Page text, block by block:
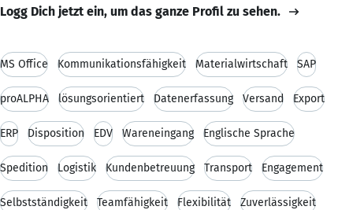
Logg Dich jetzt ein, um das ganze Profil zu sehen.
MS Office Kommunikationsfähigkeit Materialwirtschaft SAP
proALPHA lösungsorientiert Datenerfassung Versand Export
ERP Disposition EDV Wareneingang Englische Sprache
Spedition Logistik Kundenbetreuung Transport Engagement
Selbstständigkeit Teamfähigkeit Flexibilität Zuverlässigkeit